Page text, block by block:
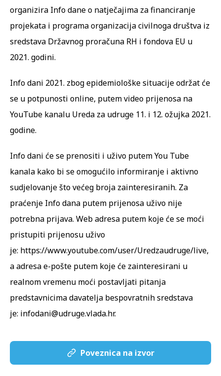
organizira Info dane o natječajima za financiranje
projekata i programa organizacija civilnoga društva iz
sredstava Državnog proračuna RH i fondova EU u
2021. godini.
Info dani 2021. zbog epidemiološke situacije održat će
se u potpunosti online, putem video prijenosa na
YouTube kanalu Ureda za udruge 11. i 12. ožujka 2021.
godine.
Info dani će se prenositi i uživo putem You Tube
kanala kako bi se omogućilo informiranje i aktivno
sudjelovanje što većeg broja zainteresiranih. Za
praćenje Info dana putem prijenosa uživo nije
potrebna prijava. Web adresa putem koje će se moći
pristupiti prijenosu uživo
je: https://www.youtube.com/user/Uredzaudruge/live,
a adresa e-pošte putem koje će zainteresirani u
realnom vremenu moći postavljati pitanja
predstavnicima davatelja bespovratnih sredstava
je: infodani@udruge.vlada.hr.
Poveznica na izvor